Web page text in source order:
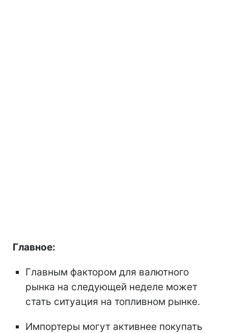
Главное:
Главным фактором для валютного
рынка на следующей неделе может
стать ситуация на топливном рынке.
Импортеры могут активнее покупать